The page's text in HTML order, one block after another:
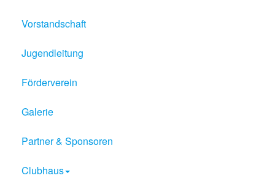
Vorstandschaft
Jugendleitung
Förderverein
Galerie
Partner & Sponsoren
Clubhaus